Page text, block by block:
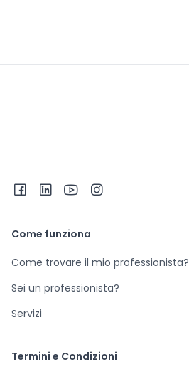
Come funziona
Come trovare il mio professionista?
Sei un professionista?
Servizi
Termini e Condizioni